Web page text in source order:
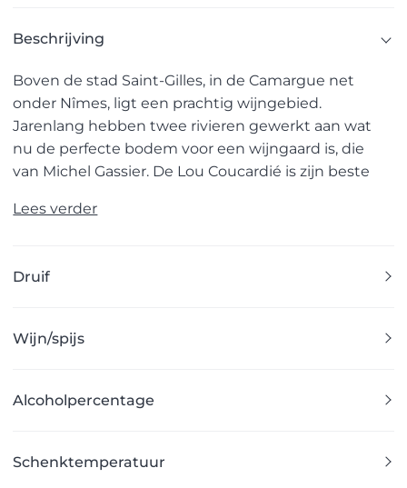
Beschrijving
Boven de stad Saint-Gilles, in de Camargue net
onder Nîmes, ligt een prachtig wijngebied.
Jarenlang hebben twee rivieren gewerkt aan wat
nu de perfecte bodem voor een wijngaard is, die
van Michel Gassier. De Lou Coucardié is zijn beste
Lees verder
Druif
Wijn/spijs
Alcoholpercentage
Schenktemperatuur